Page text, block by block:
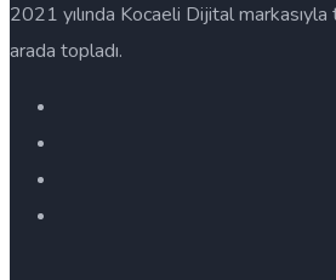
2021 yılında Kocaeli Dijital
arada topladı.